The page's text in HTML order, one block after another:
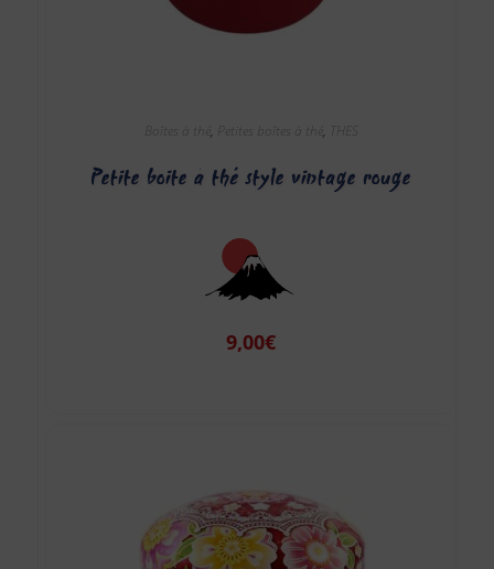
Boîtes à thé , Petites boîtes à thé , THES
Petite boite à thé style vintage rouge
9,00€